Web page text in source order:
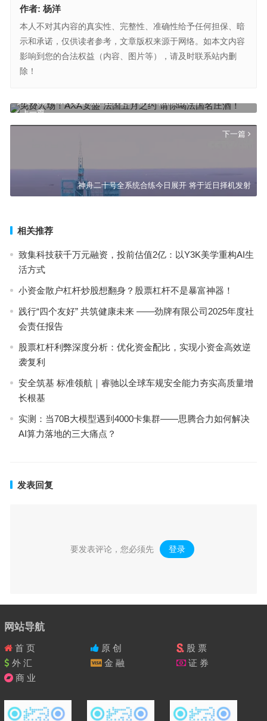
作者: 杨洋
本人不对其内容的真实性、完整性、准确性给予任何担保、暗
示和承诺，仅供读者参考，文章版权来源于网络。如本文内容
影响到您的合法权益（内容、图片等），请及时联系站内删
除！
上一篇
免费入场！AXA安盛“法国五月之约”请你喝法国名庄酒！
下一篇
神舟二十号全系统合练今日展开 将于近日择机发射
相关推荐
致集科技获千万元融资，投前估值2亿：以Y3K美学重构AI生
活方式
小资金散户杠杆炒股想翻身？股票杠杆不是暴富神器！
践行“四个友好” 共筑健康未来 ——劲牌有限公司2025年度社
会责任报告
股票杠杆利弊深度分析：优化资金配比，实现小资金高效逆
袭复利
安全筑基 标准领航｜睿驰以全球车规安全能力夯实高质量增
长根基
实测：当70B大模型遇到4000卡集群——思腾合力如何解决
AI算力落地的三大痛点？
发表回复
要发表评论，您必须先 登录 。
网站导航
首 页 原 创
股 票
外 汇
金 融
证 券
商 业